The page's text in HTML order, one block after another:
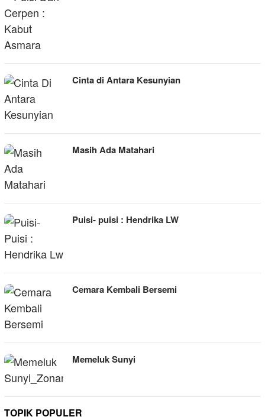
Cinta di Antara Kesunyian
Masih Ada Matahari
Puisi- puisi : Hendrika LW
Cemara Kembali Bersemi
Memeluk Sunyi
TOPIK POPULER